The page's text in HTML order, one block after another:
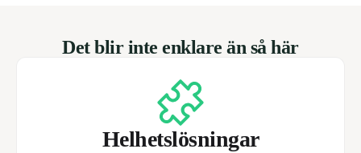
Det blir inte enklare än så här
Helhetslösningar